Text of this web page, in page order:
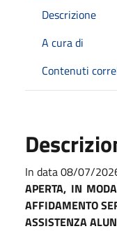
Descrizione
A cura di
Contenuti
In data 08/07/
APERTA, IN
AFFIDAMENTO
ASSISTENZA